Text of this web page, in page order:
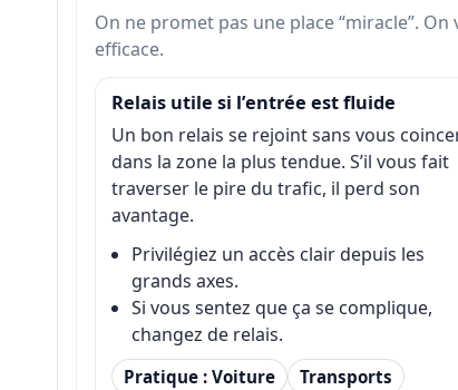
On ne promet pas une place “miracle”.
efficace.
Relais utile si l’entrée est fluide
Un bon relais se rejoint sans vous
dans la zone la plus tendue. S’il vous fait
traverser le pire du trafic, il perd son
avantage.
Privilégiez un accès clair depuis les
grands axes.
Si vous sentez que ça se complique,
changez de relais.
Pratique : Voiture Transports